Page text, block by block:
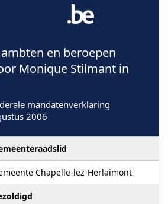
en beroepen
Monique Stilmant in
mandatenverklaring
2006
Chapelle-lez-Herlaimont